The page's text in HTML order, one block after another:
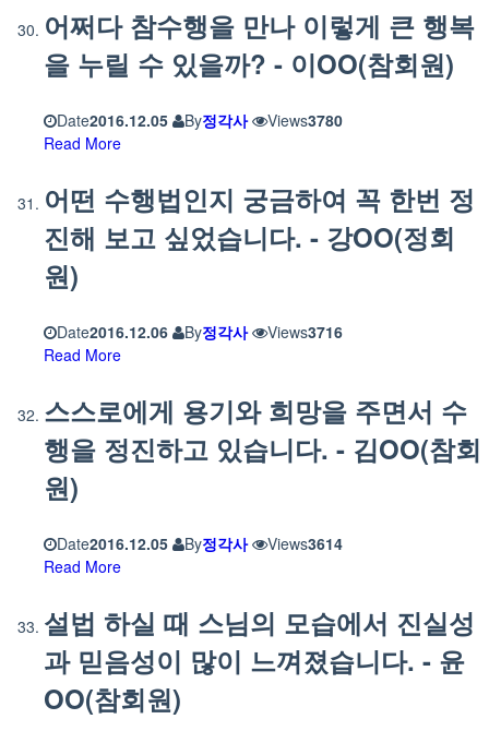
어쩌다 참수행을 만나 이렇게 큰 행복
을 누릴 수 있을까? - 이OO(참회원)
Date2016.12.05 By정각사 Views3780
Read More
어떤 수행법인지 궁금하여 꼭 한번 정
진해 보고 싶었습니다. - 강OO(정회
원)
Date2016.12.06 By정각사 Views3716
Read More
스스로에게 용기와 희망을 주면서 수
행을 정진하고 있습니다. - 김OO(참회
원)
Date2016.12.05 By정각사 Views3614
Read More
설법 하실 때 스님의 모습에서 진실성
과 믿음성이 많이 느껴졌습니다. - 윤
OO(참회원)